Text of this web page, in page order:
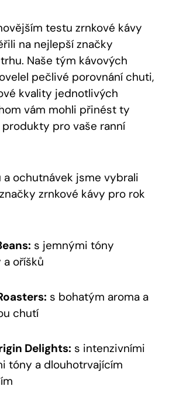
testu zrnkové kávy
na nejlepší značky
Naše tým kávových
pečlivé porovnání chuti,
kvality jednotlivých
vám mohli přinést ty
pro vaše ranní
a ochutnávek jsme vybrali
zrnkové kávy pro rok
s jemnými tóny
a oříšků
s bohatým aroma a
chutí
Delights: s intenzivními
tóny a dlouhotrvajícím